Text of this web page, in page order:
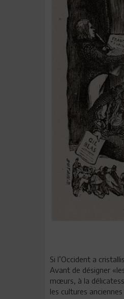
Si l’Occident a
Avant de désigner
mœurs, à la
les cultures